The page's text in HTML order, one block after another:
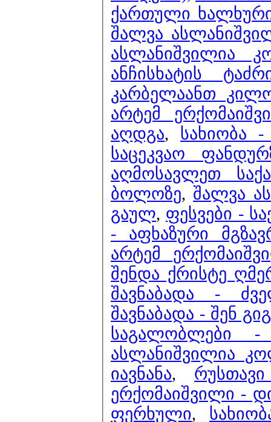
ქართული
შალვა
ასლანიშვილია
ანჩისხატის
კარბელაანთ
არტემ
აღდგა, სახიობა
საცეკვაო
აღმოსავლეთ
ბოლოზე, შალვა
გაულ, ფესვები -
- აფხაზური
არტემ
შენდა ქრისტე
შავნაბადა -
შავნაბადა - შენ
საგალობლები
ასლანიშვილია
იავნანა,
ერქომაიშვილი -
ფერხული,